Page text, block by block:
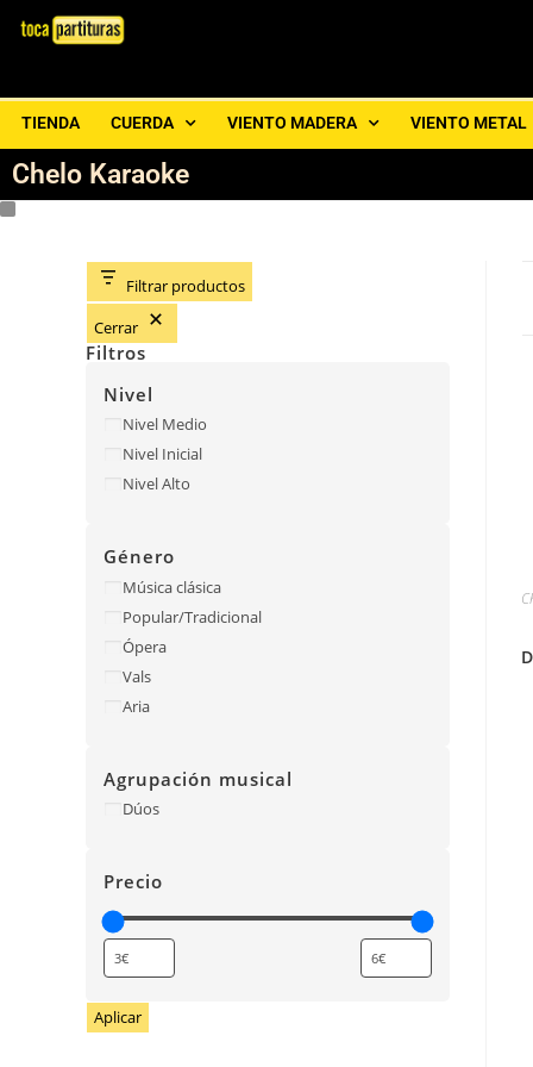
TIENDA CUERDA VIENTO MADERA VIENTO METAL
Chelo Karaoke
Filtrar productos
Cerrar
Filtros
Nivel
Nivel Medio
Nivel Inicial
Nivel Alto
Género
Música clásica
Popular/Tradicional
Ópera
Vals
Aria
Agrupación musical
Dúos
Precio
Aplicar